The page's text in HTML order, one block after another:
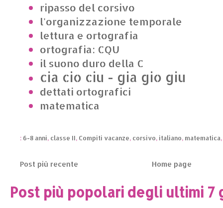
ripasso del corsivo
l'organizzazione temporale
lettura e ortografia
ortografia: CQU
il suono duro della C
cia cio ciu - gia gio giu
dettati ortografici
matematica
: 6-8 anni, classe II, Compiti vacanze, corsivo, italiano, matematica,
Post più recente Home page
Post più popolari degli ultimi 7